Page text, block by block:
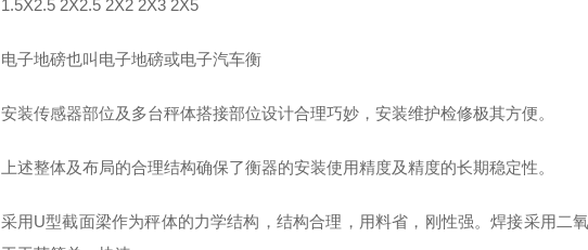
1.5X2.5 2X2.5 2X2 2X3 2X5
电子地磅也叫电子地磅或电子汽车衡
安装传感器部位及多台秤体搭接部位设计合理巧妙，安装维护检修极其方便。
上述整体及布局的合理结构确保了衡器的安装使用精度及精度的长期稳定性。
采用U型截面梁作为秤体的力学结构，结构合理，用料省，刚性强。焊接采用二